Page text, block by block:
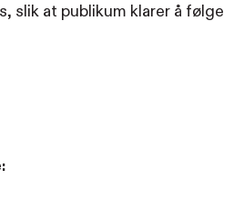
slik at publikum klarer å følge